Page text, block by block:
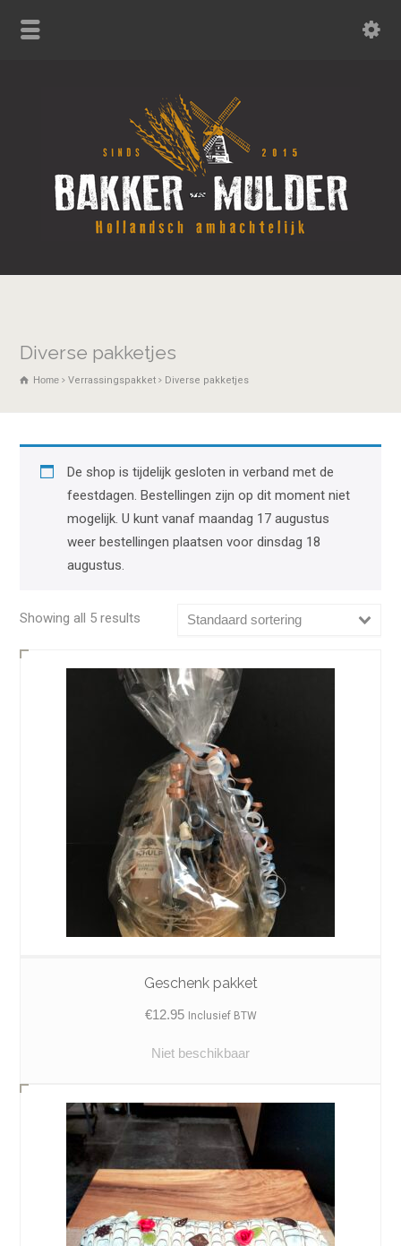
Diverse pakketjes
Home Verrassingspakket Diverse pakketjes
De shop is tijdelijk gesloten in verband met de
feestdagen. Bestellingen zijn op dit moment niet
mogelijk. U kunt vanaf maandag 17 augustus
weer bestellingen plaatsen voor dinsdag 18
augustus.
Showing all 5 results Standaard sortering
Geschenk pakket
€12.95 Inclusief BTW
Niet beschikbaar